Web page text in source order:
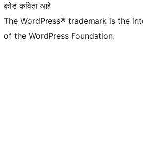
कोड कविता आहे
The WordPress® trademark is the
of the WordPress Foundation.